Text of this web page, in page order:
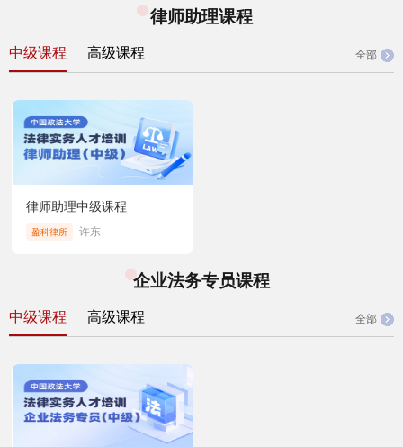
律师助理课程
中级课程 高级课程 全部
律师助理中级课程
盈科律所 许东
企业法务专员课程
中级课程 高级课程 全部